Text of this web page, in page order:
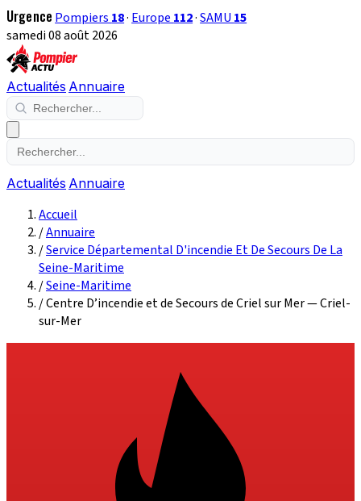
Urgence Pompiers 18· Europe 112·SAMU 15
samedi 08 août 2026
Actualités Annuaire
Actualités Annuaire
Accueil
/Annuaire
/Service Départemental D'incendie Et De Secours De La
Seine-Maritime
/Seine-Maritime
/Centre D’incendie et de Secours de Criel sur Mer — Criel-
sur-Mer